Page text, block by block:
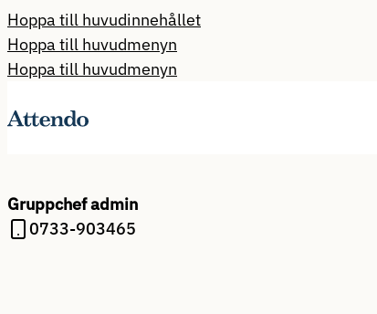
Hoppa till huvudinnehållet
Hoppa till huvudmenyn
Hoppa till huvudmenyn
Gruppchef admin
0733-903465